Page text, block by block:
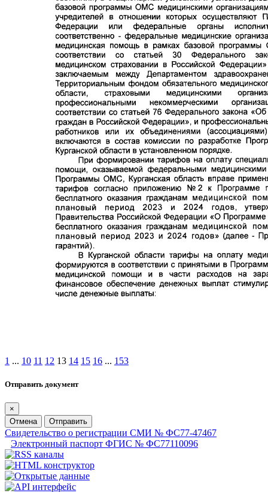
1 ... 10 11 12 13 14 15 16 ... 153
Отправить документ
×
Отмена
Отправить
Свидетельство о регистрации СМИ № ФС77-47467
Электронный паспорт ФГИС № ФС77110096